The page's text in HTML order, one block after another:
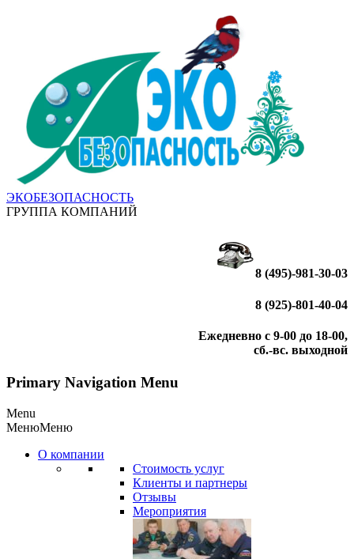
ЭКОБЕЗОПАСНОСТЬ
ГРУППА КОМПАНИЙ
8 (495)-981-30-03
8 (925)-801-40-04
Ежедневно с 9-00 до 18-00,
сб.-вс. выходной
Primary Navigation Menu
Menu
МенюМеню
О компании
Стоимость услуг
Клиенты и партнеры
Отзывы
Мероприятия